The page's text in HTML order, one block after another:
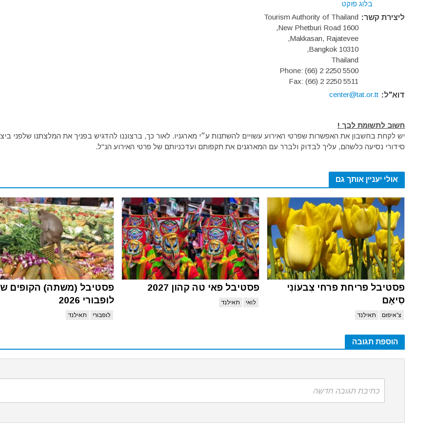
בלוג פוקט
ליצירת קשר: Tourism Authority of Thailand
1600 New Phetburi Road,
Makkasan, Rajatevee,
Bangkok 10310,
Thailand
Phone: (66) 2 2250 5500
Fax: (66) 2 2250 5511
דוא"ל: center@tat.or.tt
חשוב לתשומת לבך !
יש לקחת בחשבון את האפשרות שפרטי האירוע עשויים להשתנות ע״י מארגניו. לאור כך, ברצוננו להדגיש בפניך את המלצתנו שלפני
סידורי נסיעה כלשהם, עליך לבדוק ולברר עם המארגנים את תקפותם ועדכניותם של פרטי האירוע הנ"ל.
אולי יעניין אותך גם
פסטיבל פריחת פרחי צִבעוֹנִי
סִיאָם
צ'איפום תאילנד
פסטיבל פאי טה קהון 2027
לואי תאילנד
פסטיבל (משתה) הקופים
לופבורי 2026
לופבורי תאילנד
הוספת תגובה
כתיבת תגובה חדשה